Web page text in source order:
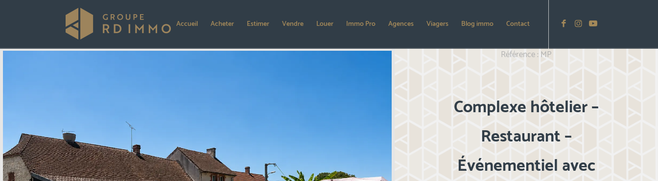
Accueil Acheter Estimer Vendre Louer Immo Pro Agences Viagers Blog immo Contact
Référence : MP
Complexe hôtelier –
Restaurant –
Événementiel avec